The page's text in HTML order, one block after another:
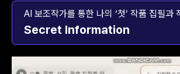
AI 보조작가를 통한 나의 ‘첫’ 작품 집필과
Secret Information